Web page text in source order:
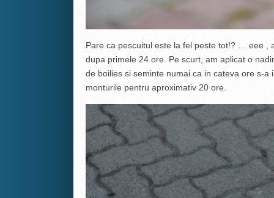
Pare ca pescuitul este la fel peste tot!? … eee ,
dupa primele 24 ore. Pe scurt, am aplicat o
de boilies si seminte numai ca in cateva ore s-
monturile pentru aproximativ 20 ore.